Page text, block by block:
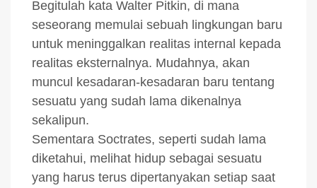
Begitulah kata Walter Pitkin, di mana
seseorang memulai sebuah lingkungan baru
untuk meninggalkan realitas internal kepada
realitas eksternalnya. Mudahnya, akan
muncul kesadaran-kesadaran baru tentang
sesuatu yang sudah lama dikenalnya
sekalipun.
Sementara Soctrates, seperti sudah lama
diketahui, melihat hidup sebagai sesuatu
yang harus terus dipertanyakan setiap saat